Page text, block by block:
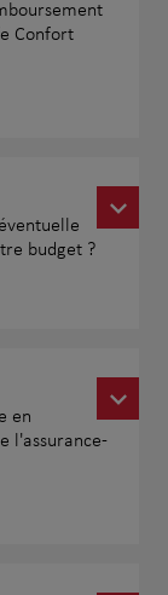
Confort
budget ?
en
l'assurance-